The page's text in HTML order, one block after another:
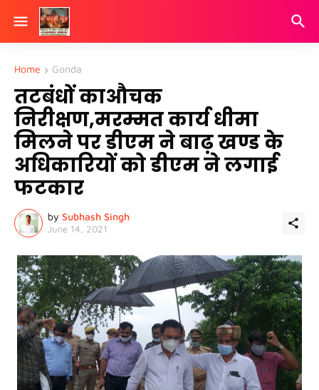
Home Gonda
तटबंधों काऔचक
निरीक्षण,मरम्मत कार्य धीमा
मिलने पर डीएम ने बाढ़ खण्ड के
अधिकारियों को डीएम ने लगाई
फटकार
by Subhash Singh
June 14, 2021